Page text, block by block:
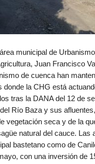
municipal de
Juan Francisco
de cuenca han
donde la CHG está
tras la DANA del 12 de
Río Baza y sus
vegetación seca y de la
natural del cauce. Las
bastetano como de
con una inversión de